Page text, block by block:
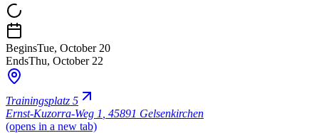
BeginsTue, October 20
EndsThu, October 22
Trainingsplatz 5
Ernst-Kuzorra-Weg 1 45891 Gelsenkirchen
(opens in a new tab)